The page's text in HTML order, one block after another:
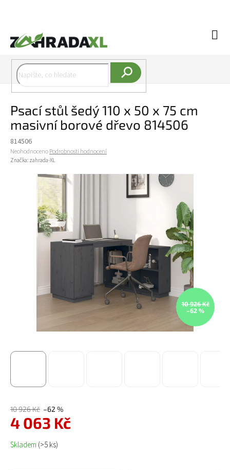
Psací stůl šedý 110 x 50 x 75 cm
masivní borové dřevo 814506
814506
Průměrné hodnocení produktu je 0,0 z 5 hvězdiček.
NeohodnocenoPodrobnosti hodnocení
Značka: zahrada-XL
10 926 Kč
–62 %
10 926 Kč –62 %
4 063 Kč
Měrná cena:
Skladem (>5 ks)